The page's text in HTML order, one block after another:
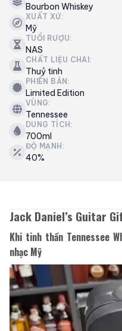
Bourbon Whiskey
XUẤT XỨ:
Mỹ
TUỔI RƯỢU:
NAS
CHẤT LIỆU CHAI:
Thuỷ tinh
PHIÊN BẢN:
Limited Edition
VÙNG:
Tennessee
DUNG TÍCH:
700ml
ĐỘ MẠNH:
40%
Jack Daniel’s Guitar
Khi tinh thần Tennessee
nhạc Mỹ